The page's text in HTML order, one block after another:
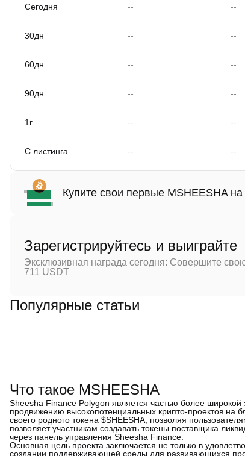
Сегодня -- --
30дн -- --
60дн -- --
90дн -- --
1г -- --
С листинга -- --
Купите свои первые MSHEESHA на
Зарегистрируйтесь и выиграйте
Эксклюзивная награда сегодня: Совершите
711 USDT
Популярные статьи
Что такое MSHEESHA
Sheesha Finance Polygon является частью более
продвижению высокопотенциальных крипто-проектов на
своего родного токена $SHEESHA, позволяя
позволяет участникам создавать токены поставщика
через панель управления Sheesha Finance.
Основная цель проекта заключается не только в
создании поддерживающей среды для развивающихся